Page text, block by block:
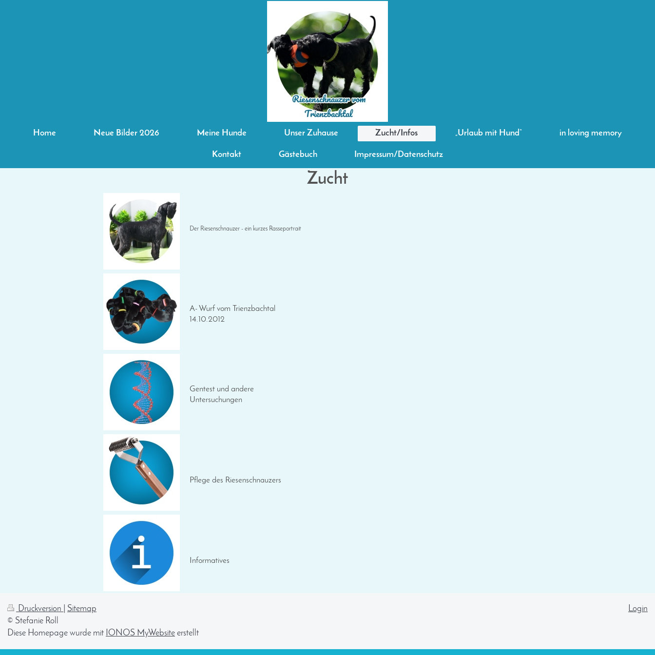
Home Neue Bilder 2026 Meine Hunde Unser Zuhause Zucht/Infos „Urlaub mit Hund“ in loving memory
Kontakt Gästebuch Impressum/Datenschutz
Zucht
Der Riesenschnauzer - ein kurzes Rasseportrait
A- Wurf vom Trienzbachtal
14.10.2012
Gentest und andere
Untersuchungen
Pflege des Riesenschnauzers
Informatives
Druckversion
Sitemap
© Stefanie Roll
Diese Homepage wurde mit IONOS MyWebsite erstellt
Login